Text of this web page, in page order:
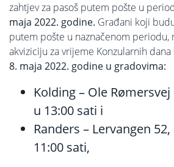
zahtjev za pasoš putem pošte u
maja 2022. godine. Građani koji
putem pošte u naznačenom periodu,
akviziciju za vrijeme Konzularnih
8. maja 2022. godine u gradovima:
Kolding – Ole
u 13:00 sati i
Randers – Lervangen
11:00 sati,